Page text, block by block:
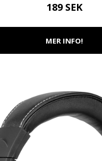
189 SEK
MER INFO!